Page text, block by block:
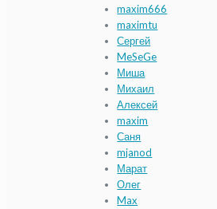
maxim666
maximtu
Сергей
MeSeGe
Миша
Михаил
Алексей
maxim
Саня
mjanod
Марат
Олег
Max